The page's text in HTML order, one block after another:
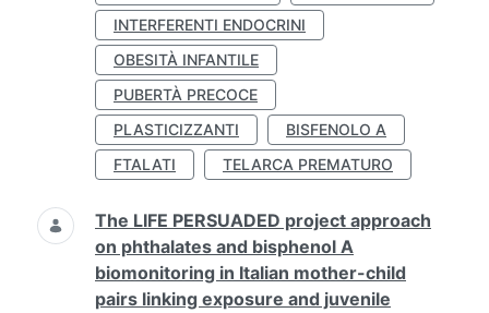
INTERFERENTI ENDOCRINI
OBESITÀ INFANTILE
PUBERTÀ PRECOCE
PLASTICIZZANTI
BISFENOLO A
FTALATI
TELARCA PREMATURO
The LIFE PERSUADED project approach
on phthalates and bisphenol A
biomonitoring in Italian mother-child
pairs linking exposure and juvenile